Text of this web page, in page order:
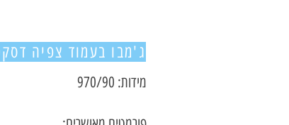
ג'מבו בעמוד צפיה
מידות: 970/90